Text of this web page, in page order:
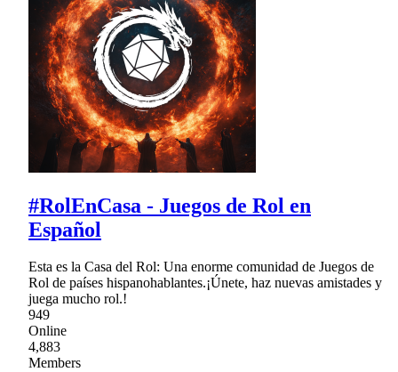
#RolEnCasa - Juegos de Rol en
Español
Esta es la Casa del Rol: Una enorme comunidad de Juegos de
Rol de países hispanohablantes.¡Únete, haz nuevas amistades y
juega mucho rol.!
949
Online
4,883
Members